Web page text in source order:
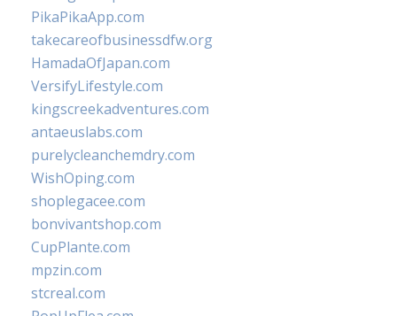
PikaPikaApp.com
takecareofbusinessdfw.org
HamadaOfJapan.com
VersifyLifestyle.com
kingscreekadventures.com
antaeuslabs.com
purelycleanchemdry.com
WishOping.com
shoplegacee.com
bonvivantshop.com
CupPlante.com
mpzin.com
stcreal.com